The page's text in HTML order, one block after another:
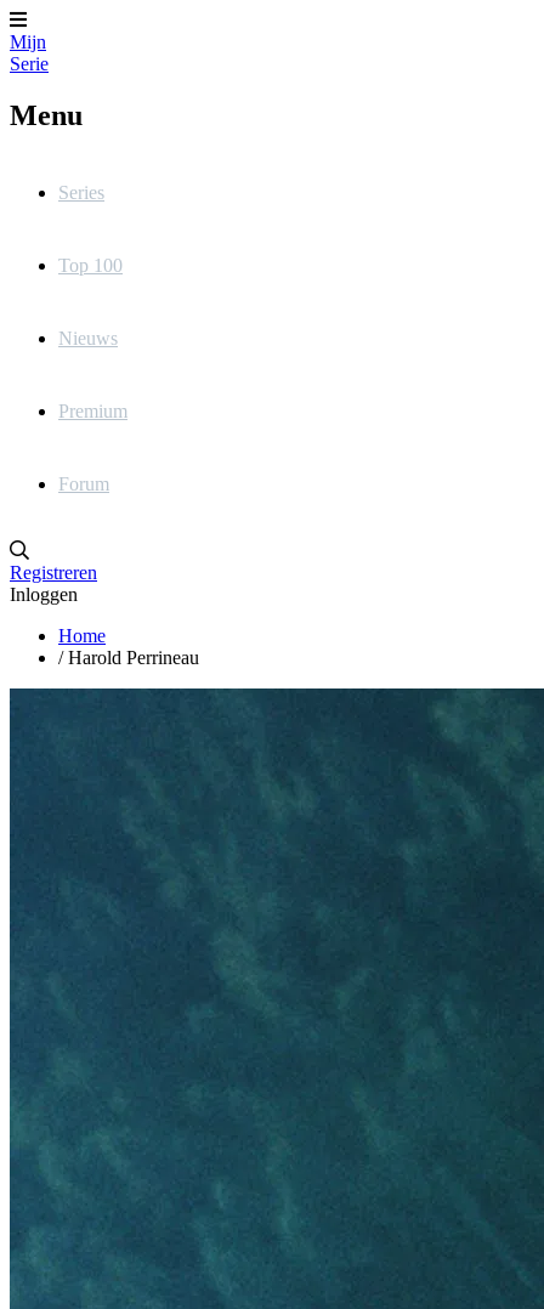
Mijn
Serie
Menu
Series
Top 100
Nieuws
Premium
Forum
Registreren
Inloggen
Home
/ Harold Perrineau